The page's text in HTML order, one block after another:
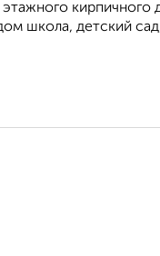
этажного
школа, детский